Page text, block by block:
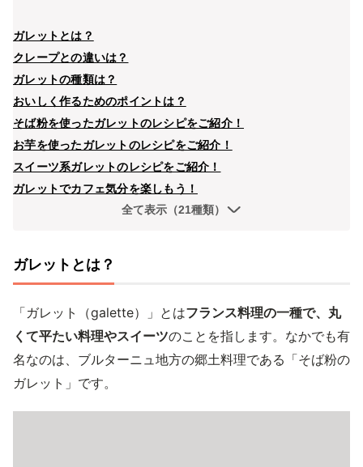
ガレットとは？
クレープとの違いは？
ガレットの種類は？
おいしく作るためのポイントは？
そば粉を使ったガレットのレシピをご紹介！
お芋を使ったガレットのレシピをご紹介！
スイーツ系ガレットのレシピをご紹介！
ガレットでカフェ気分を楽しもう！
全て表示（21種類）
ガレットとは？
「ガレット（galette）」とはフランス料理の一種で、丸
くて平たい料理やスイーツのことを指します。なかでも有
名なのは、ブルターニュ地方の郷土料理である「そば粉の
ガレット」です。